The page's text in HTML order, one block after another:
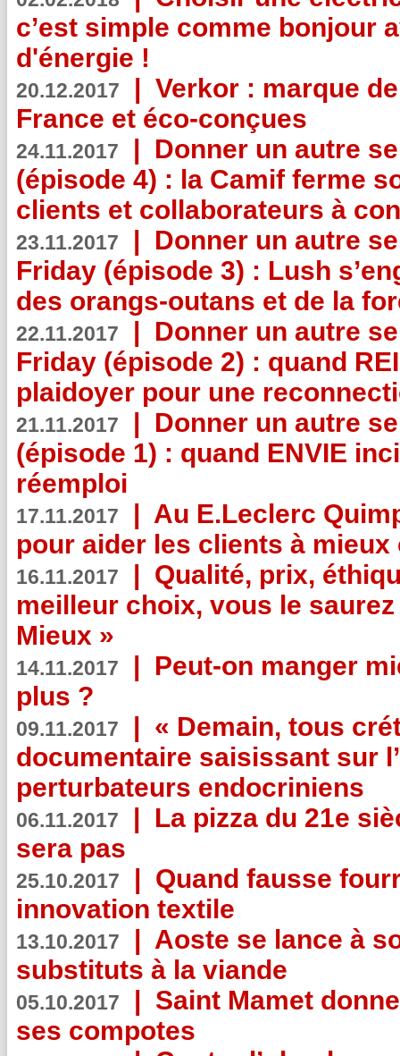
c’est simple comme bonjour
d'énergie !
20.12.2017 | Verkor : marque
France et éco-conçues
24.11.2017 | Donner un autre
(épisode 4) : la Camif ferme
clients et collaborateurs à
23.11.2017 | Donner un autre
Friday (épisode 3) : Lush
des orangs-outans et de la
22.11.2017 | Donner un autre
Friday (épisode 2) : quand
plaidoyer pour une
21.11.2017 | Donner un autre
(épisode 1) : quand ENVIE
réemploi
17.11.2017 | Au E.Leclerc
pour aider les clients à
16.11.2017 | Qualité, prix,
meilleur choix, vous le
Mieux »
14.11.2017 | Peut-on manger
plus ?
09.11.2017 | « Demain, tous
documentaire saisissant sur
perturbateurs endocriniens
06.11.2017 | La pizza du 21e
sera pas
25.10.2017 | Quand fausse
innovation textile
13.10.2017 | Aoste se lance à
substituts à la viande
05.10.2017 | Saint Mamet
ses compotes